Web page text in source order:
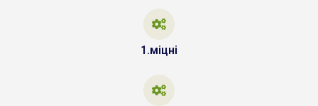
1.міцні